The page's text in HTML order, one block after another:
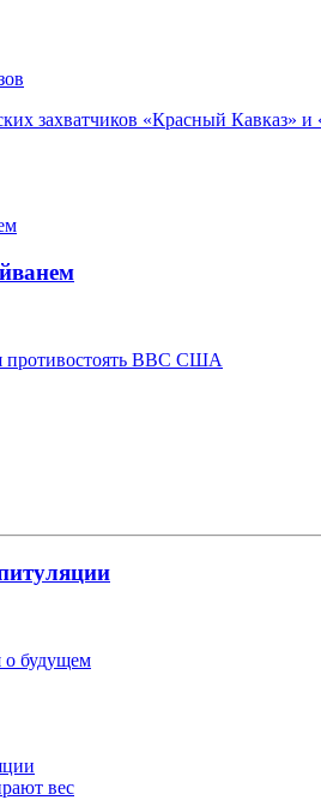
захватчиков «Красный
противостоять ВВС США
о будущем